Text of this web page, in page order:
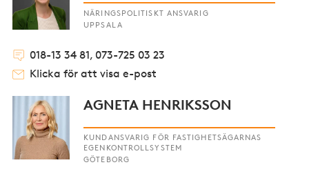
NÄRINGSPOLITISKT ANSVARIG
UPPSALA
018-13 34 81, 073-725 03 23
Klicka för att visa e-post
AGNETA HENRIKSSON
KUNDANSVARIG FÖR FASTIGHETSÄGARNAS
EGENKONTROLLSYSTEM
GÖTEBORG